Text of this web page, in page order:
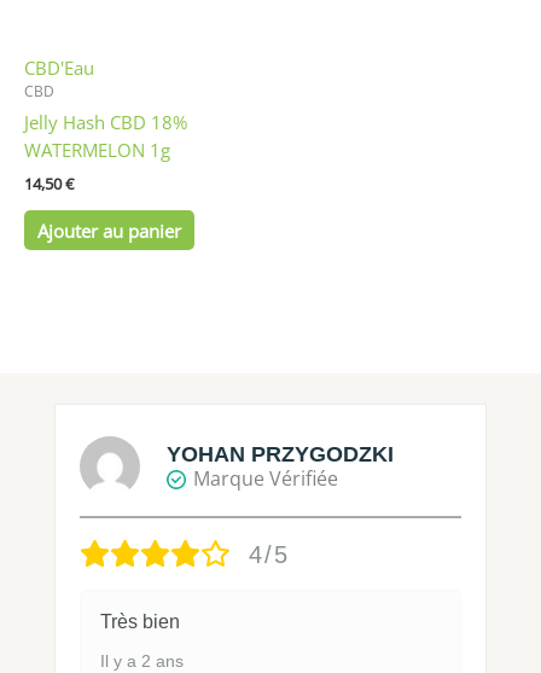
CBD'Eau
CBD
Jelly Hash CBD 18%
WATERMELON 1g
14,50€
Ajouter au panier
YOHAN PRZYGODZKI
Marque Vérifiée
4/5
Très bien
Il y a 2 ans